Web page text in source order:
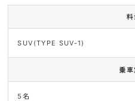
料
SUV(TYPE SUV-1)
乗車
5名